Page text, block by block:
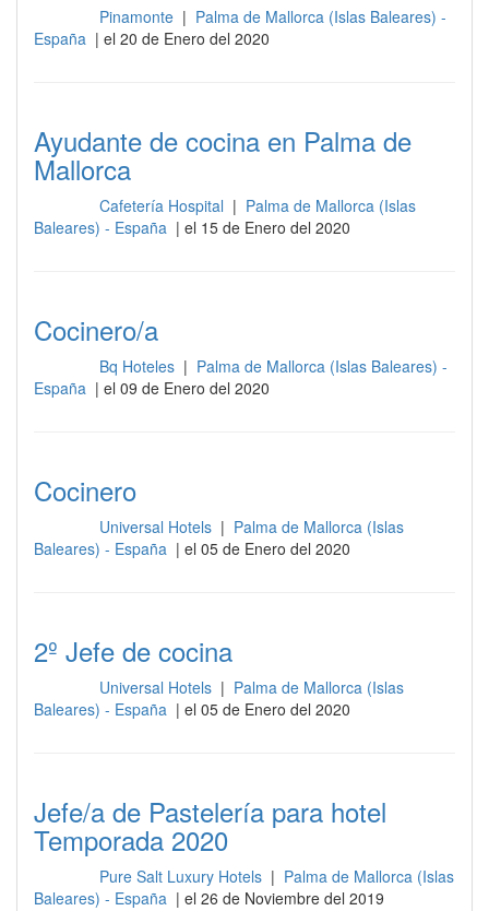
Pinamonte | Palma de Mallorca (Islas Baleares) -
España | el 20 de Enero del 2020
Ayudante de cocina en Palma de
Mallorca
Cafetería Hospital | Palma de Mallorca (Islas
Baleares) - España | el 15 de Enero del 2020
Cocinero/a
Bq Hoteles | Palma de Mallorca (Islas Baleares) -
España | el 09 de Enero del 2020
Cocinero
Universal Hotels | Palma de Mallorca (Islas
Baleares) - España | el 05 de Enero del 2020
2º Jefe de cocina
Universal Hotels | Palma de Mallorca (Islas
Baleares) - España | el 05 de Enero del 2020
Jefe/a de Pastelería para hotel
Temporada 2020
Pure Salt Luxury Hotels | Palma de Mallorca (Islas
Baleares) - España | el 26 de Noviembre del 2019